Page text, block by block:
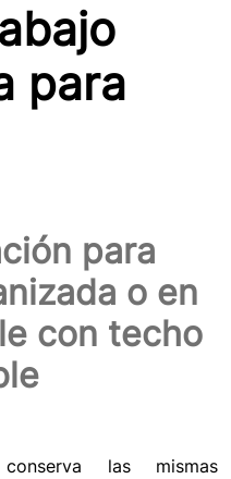
para
para
o en
con techo
las mismas